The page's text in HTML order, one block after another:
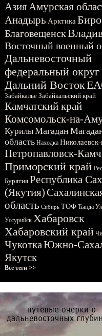
АзияАмурская
Анадырь Арктика
Благовещенск
Восточный военный
Дальневосточный
федеральный округ
Дальний Восток
Забайкалье Забайкальский край
Камчатский край
Комсомольск-на-
КурилыМагадан
область Находка
Петропавловск-
Приморский край
Бурятия Республика
(Якутия)
область Сибирь ТОФ Тында
Уссурийск Хабаровск
Хабаровский край
ЧукоткаЮжно-
Якутск
Все теги >>